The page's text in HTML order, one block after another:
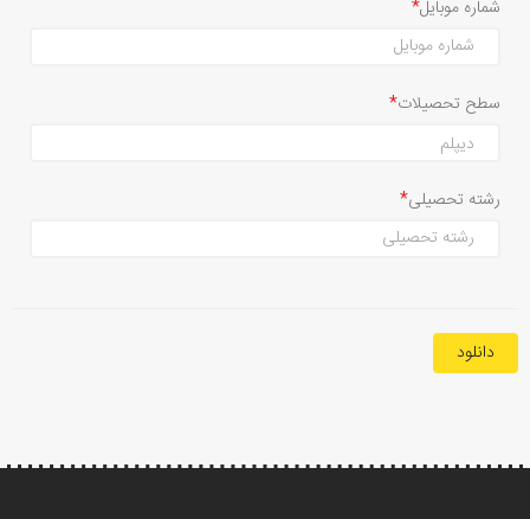
شماره موبایل
سطح تحصیلات
رشته تحصیلی
دانلود